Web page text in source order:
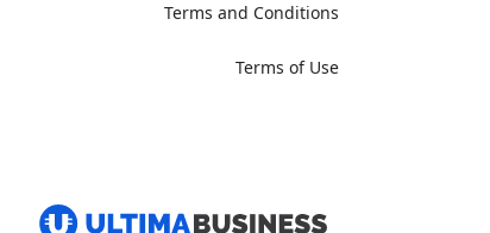
Terms and Conditions
Terms of Use